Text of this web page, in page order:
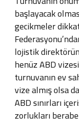
başlayacak
gecikmeler
lojistik
henüz ABD
turnuvanın ev
vize almış olsa
ABD sınırları
zorlukları